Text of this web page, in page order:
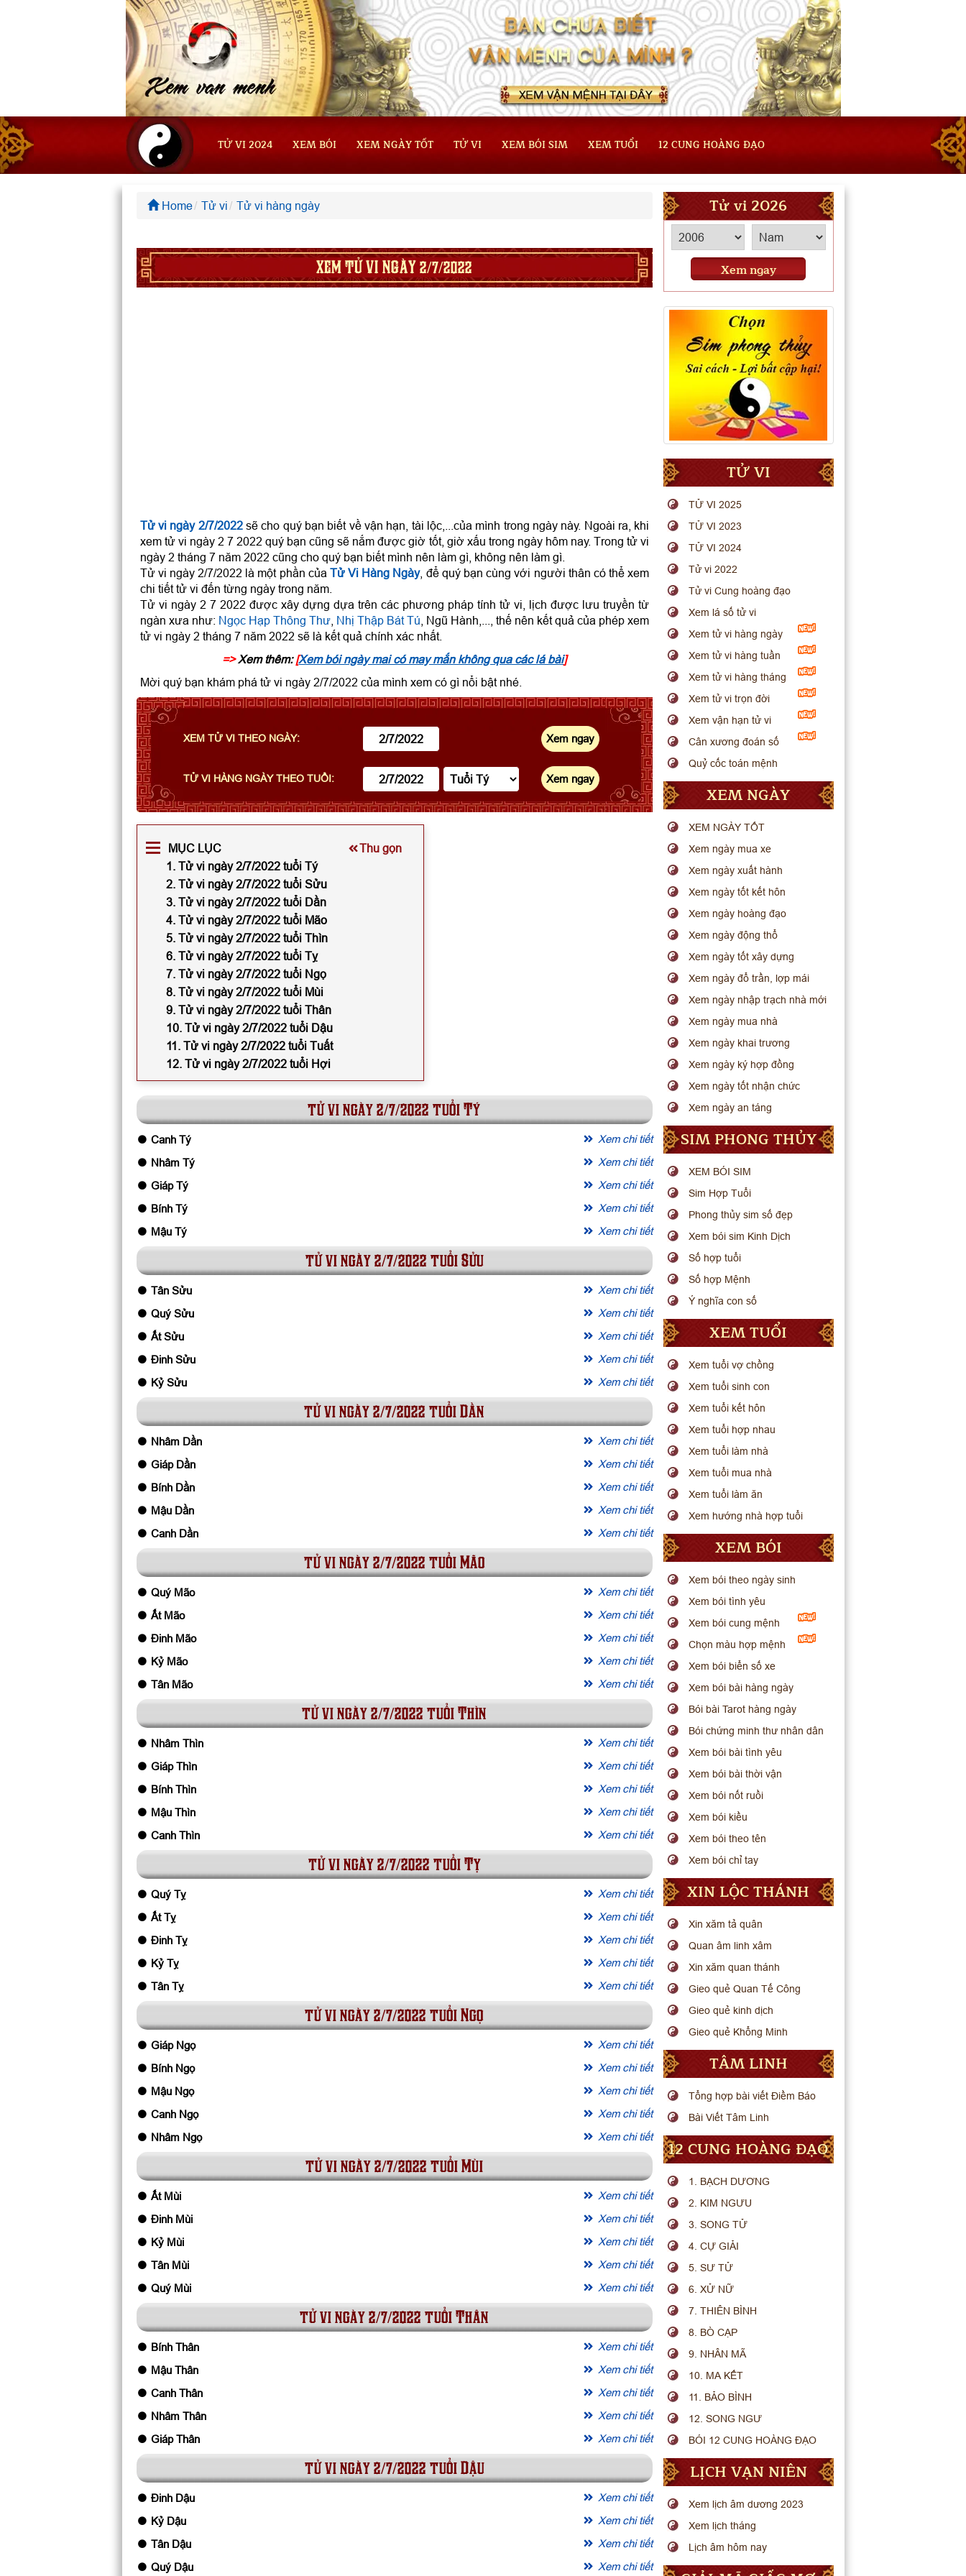
TỬ VI 2024 XEM BÓI XEM NGÀY TỐT TỬ VI XEM BÓI SIM XEM TUỔI 12 CUNG HOÀNG ĐẠO
Home Tử vi Tử vi hàng ngày
XEM TỬ VI NGÀY 2/7/2022
Tử vi ngày 2/7/2022sẽ cho quý bạn biết về vận hạn, tài lộc,...của mình trong ngày này. Ngoài ra, khi
xem tử vi ngày 2 7 2022 quý bạn cũng sẽ nắm được giờ tốt, giờ xấu trong ngày hôm nay. Trong tử vi
ngày 2 tháng 7 năm 2022 cũng cho quý bạn biết mình nên làm gì, không nên làm gì.
Tử vi ngày 2/7/2022 là một phần của Tử Vi Hàng Ngày, để quý bạn cùng với người thân có thể xem
chi tiết tử vi đến từng ngày trong năm.
Tử vi ngày 2 7 2022 được xây dựng dựa trên các phương pháp tính tử vi, lịch được lưu truyền từ
ngàn xưa như: Ngọc Hạp Thông Thư, Nhị Thập Bát Tú , Ngũ Hành,..., thế nên kết quả của phép xem
tử vi ngày 2 tháng 7 năm 2022 sẽ là kết quả chính xác nhất.
=>Xem thêm:[Xem bói ngày mai có may mắn không qua các lá bài]
Mời quý bạn khám phá tử vi ngày 2/7/2022 của mình xem có gì nổi bật nhé.
XEM TỬ VI THEO NGÀY:
TỬ VI HÀNG NGÀY THEO TUỔI:
MỤC LỤC
Thu gọn
1. Tử vi ngày 2/7/2022 tuổi Tý
2. Tử vi ngày 2/7/2022 tuổi Sửu
3. Tử vi ngày 2/7/2022 tuổi Dần
4. Tử vi ngày 2/7/2022 tuổi Mão
5. Tử vi ngày 2/7/2022 tuổi Thìn
6. Tử vi ngày 2/7/2022 tuổi Tỵ
7. Tử vi ngày 2/7/2022 tuổi Ngọ
8. Tử vi ngày 2/7/2022 tuổi Mùi
9. Tử vi ngày 2/7/2022 tuổi Thân
10. Tử vi ngày 2/7/2022 tuổi Dậu
11. Tử vi ngày 2/7/2022 tuổi Tuất
12. Tử vi ngày 2/7/2022 tuổi Hợi
tử vi ngày 2/7/2022 tuổi Tý
Canh Tý
Xem chi tiết
Nhâm Tý
Xem chi tiết
Giáp Tý
Xem chi tiết
Bính Tý
Xem chi tiết
Mậu Tý
Xem chi tiết
tử vi ngày 2/7/2022 tuổi Sửu
Tân Sửu
Xem chi tiết
Quý Sửu
Xem chi tiết
Ất Sửu
Xem chi tiết
Đinh Sửu
Xem chi tiết
Kỷ Sửu
Xem chi tiết
tử vi ngày 2/7/2022 tuổi Dần
Nhâm Dần
Xem chi tiết
Giáp Dần
Xem chi tiết
Bính Dần
Xem chi tiết
Mậu Dần
Xem chi tiết
Canh Dần
Xem chi tiết
tử vi ngày 2/7/2022 tuổi Mão
Quý Mão
Xem chi tiết
Ất Mão
Xem chi tiết
Đinh Mão
Xem chi tiết
Kỷ Mão
Xem chi tiết
Tân Mão
Xem chi tiết
tử vi ngày 2/7/2022 tuổi Thìn
Nhâm Thìn
Xem chi tiết
Giáp Thìn
Xem chi tiết
Bính Thìn
Xem chi tiết
Mậu Thìn
Xem chi tiết
Canh Thìn
Xem chi tiết
tử vi ngày 2/7/2022 tuổi Tỵ
Quý Tỵ
Xem chi tiết
Ất Tỵ
Xem chi tiết
Đinh Tỵ
Xem chi tiết
Kỷ Tỵ
Xem chi tiết
Tân Tỵ
Xem chi tiết
tử vi ngày 2/7/2022 tuổi Ngọ
Giáp Ngọ
Xem chi tiết
Bính Ngọ
Xem chi tiết
Mậu Ngọ
Xem chi tiết
Canh Ngọ
Xem chi tiết
Nhâm Ngọ
Xem chi tiết
tử vi ngày 2/7/2022 tuổi Mùi
Ất Mùi
Xem chi tiết
Đinh Mùi
Xem chi tiết
Kỷ Mùi
Xem chi tiết
Tân Mùi
Xem chi tiết
Quý Mùi
Xem chi tiết
tử vi ngày 2/7/2022 tuổi Thân
Bính Thân
Xem chi tiết
Mậu Thân
Xem chi tiết
Canh Thân
Xem chi tiết
Nhâm Thân
Xem chi tiết
Giáp Thân
Xem chi tiết
tử vi ngày 2/7/2022 tuổi Dậu
Đinh Dậu
Xem chi tiết
Kỷ Dậu
Xem chi tiết
Tân Dậu
Xem chi tiết
Quý Dậu
Xem chi tiết
Tử vi 2026
Xem ngay
TỬ VI
TỬ VI 2025
TỬ VI 2023
TỬ VI 2024
Tử vi 2022
Tử vi Cung hoàng đạo
Xem lá số tử vi
Xem tử vi hàng ngày
Xem tử vi hàng tuần
Xem tử vi hàng tháng
Xem tử vi trọn đời
Xem vận hạn tử vi
Cân xương đoán số
Quỷ cốc toán mệnh
XEM NGÀY
XEM NGÀY TỐT
Xem ngày mua xe
Xem ngày xuất hành
Xem ngày tốt kết hôn
Xem ngày hoàng đạo
Xem ngày động thổ
Xem ngày tốt xây dựng
Xem ngày đổ trần, lợp mái
Xem ngày nhập trạch nhà mới
Xem ngày mua nhà
Xem ngày khai trương
Xem ngày ký hợp đồng
Xem ngày tốt nhận chức
Xem ngày an táng
SIM PHONG THỦY
XEM BÓI SIM
Sim Hợp Tuổi
Phong thủy sim số đẹp
Xem bói sim Kinh Dịch
Số hợp tuổi
Số hợp Mệnh
Ý nghĩa con số
XEM TUỔI
Xem tuổi vợ chồng
Xem tuổi sinh con
Xem tuổi kết hôn
Xem tuổi hợp nhau
Xem tuổi làm nhà
Xem tuổi mua nhà
Xem tuổi làm ăn
Xem hướng nhà hợp tuổi
XEM BÓI
Xem bói theo ngày sinh
Xem bói tình yêu
Xem bói cung mệnh
Chọn màu hợp mệnh
Xem bói biển số xe
Xem bói bài hàng ngày
Bói bài Tarot hàng ngày
Bói chứng minh thư nhân dân
Xem bói bài tình yêu
Xem bói bài thời vận
Xem bói nốt ruồi
Xem bói kiều
Xem bói theo tên
Xem bói chỉ tay
XIN LỘC THÁNH
Xin xăm tả quân
Quan âm linh xâm
Xin xăm quan thánh
Gieo quẻ Quan Tế Công
Gieo quẻ kinh dịch
Gieo quẻ Khổng Minh
TÂM LINH
Tổng hợp bài viết Điềm Báo
Bài Viết Tâm Linh
12 CUNG HOÀNG ĐẠO
1. BẠCH DƯƠNG
2. KIM NGƯU
3. SONG TỬ
4. CỰ GIẢI
5. SƯ TỬ
6. XỬ NỮ
7. THIÊN BÌNH
8. BÒ CẠP
9. NHÂN MÃ
10. MA KẾT
11. BẢO BÌNH
12. SONG NGƯ
BÓI 12 CUNG HOÀNG ĐẠO
LỊCH VẠN NIÊN
Xem lịch âm dương 2023
Xem lịch tháng
Lịch âm hôm nay